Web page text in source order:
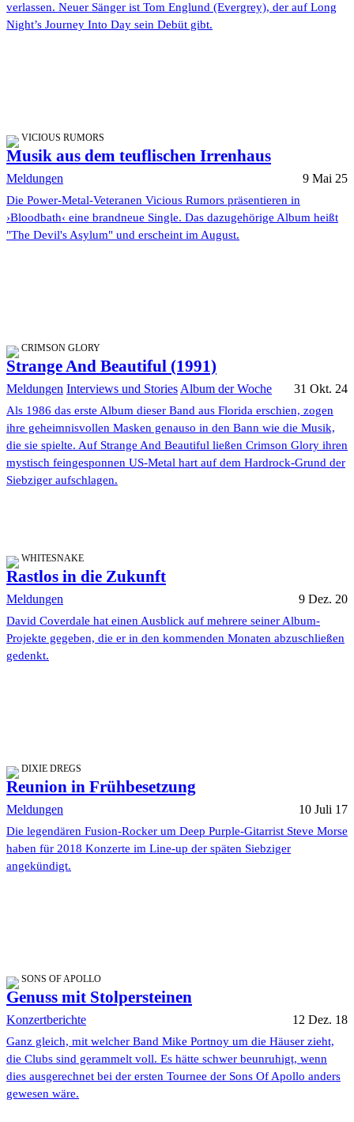
verlassen. Neuer Sänger ist Tom Englund (Evergrey), der auf Long
Night’s Journey Into Day sein Debüt gibt.
VICIOUS RUMORS
Musik aus dem teuflischen Irrenhaus
Meldungen 9 Mai 25
Die Power-Metal-Veteranen Vicious Rumors präsentieren in
›Bloodbath‹ eine brandneue Single. Das dazugehörige Album heißt
"The Devil's Asylum" und erscheint im August.
CRIMSON GLORY
Strange And Beautiful (1991)
Meldungen Interviews und Stories Album der Woche 31 Okt. 24
Als 1986 das erste Album dieser Band aus Florida erschien, zogen
ihre geheimnisvollen Masken genauso in den Bann wie die Musik,
die sie spielte. Auf Strange And Beautiful ließen Crimson Glory ihren
mystisch feingesponnen US-Metal hart auf dem Hardrock-Grund der
Siebziger aufschlagen.
WHITESNAKE
Rastlos in die Zukunft
Meldungen 9 Dez. 20
David Coverdale hat einen Ausblick auf mehrere seiner Album-
Projekte gegeben, die er in den kommenden Monaten abzuschließen
gedenkt.
DIXIE DREGS
Reunion in Frühbesetzung
Meldungen 10 Juli 17
Die legendären Fusion-Rocker um Deep Purple-Gitarrist Steve Morse
haben für 2018 Konzerte im Line-up der späten Siebziger
angekündigt.
SONS OF APOLLO
Genuss mit Stolpersteinen
Konzertberichte 12 Dez. 18
Ganz gleich, mit welcher Band Mike Portnoy um die Häuser zieht,
die Clubs sind gerammelt voll. Es hätte schwer beunruhigt, wenn
dies ausgerechnet bei der ersten Tournee der Sons Of Apollo anders
gewesen wäre.